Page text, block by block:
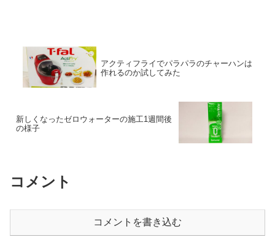
アクティフライでパラパラのチャーハンは
作れるのか試してみた
新しくなったゼロウォーターの施工1週間後
の様子
コメント
コメントを書き込む